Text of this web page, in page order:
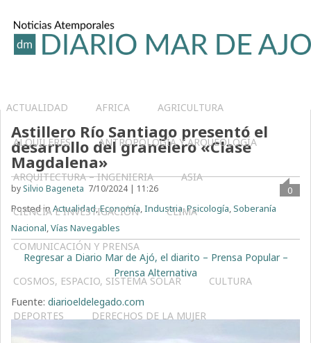
ACTUALIDAD AFRICA AGRICULTURA
ALQUILERES ANTROPOLOGÍA Y ARQUEOLOGÍA
ARQUITECTURA – INGENIERIA ASIA
CIENCIA E INVESTIGACIÓN CLIMA
COMUNICACIÓN Y PRENSA
COSMOS, ESPACIO, SISTEMA SOLAR CULTURA
DEPORTES DERECHOS DE LA MUJER
Astillero Río Santiago presentó el
desarrollo del granelero «Clase
Magdalena»
by Silvio Bageneta 7/10/2024 | 11:26
0
Posted inActualidad,Economía,Industria,Psicología,Soberanía
Nacional,Vías Navegables
Regresar a Diario Mar de Ajó, el diarito – Prensa Popular –
Prensa Alternativa
Fuente:diarioeldelegado.com